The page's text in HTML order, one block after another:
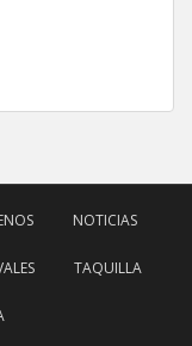
NOTICIAS
TAQUILLA